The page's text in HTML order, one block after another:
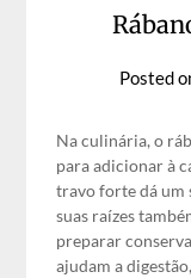
Posted
Na culinária, o
para adicionar à
travo forte dá um
suas raízes
preparar
ajudam a